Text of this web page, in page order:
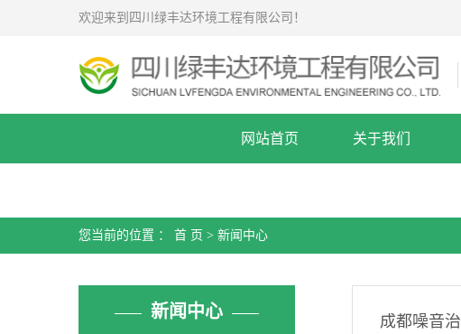
欢迎来到四川绿丰达环境工程有限公司！
网站首页 关于我们
您当前的位置 ： 首 页 > 新闻中心
新闻中心 成都噪音